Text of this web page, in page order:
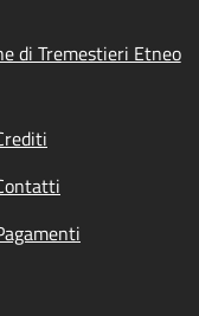
di Tremestieri Etneo